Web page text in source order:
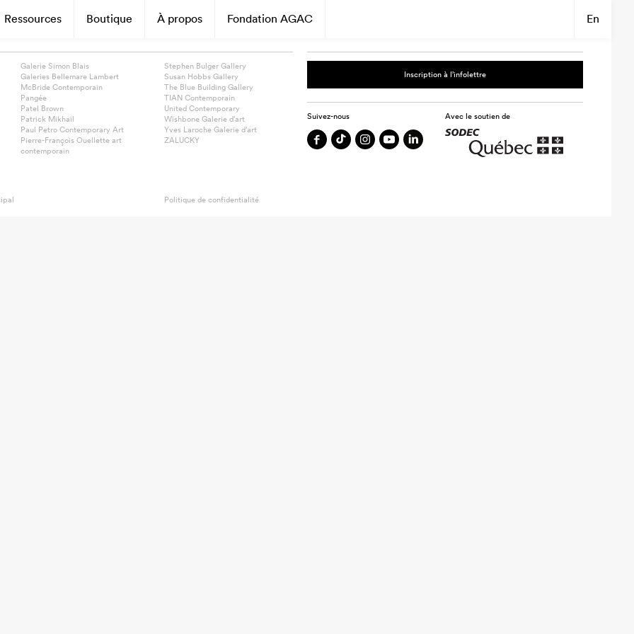
Ressources Boutique À propos Fondation AGAC En
Galerie Simon Blais
Galeries Bellemare Lambert
McBride Contemporain
Pangée
Patel Brown
Patrick Mikhail
Paul Petro Contemporary Art
Pierre-François Ouellette art
contemporain
Stephen Bulger Gallery
Susan Hobbs Gallery
The Blue Building Gallery
TIAN Contemporain
United Contemporary
Wishbone Galerie d’art
Yves Laroche Galerie d’art
ZALUCKY
Inscription à l’infolettre
Suivez-nous Avec le soutien de
Politique de confidentialité